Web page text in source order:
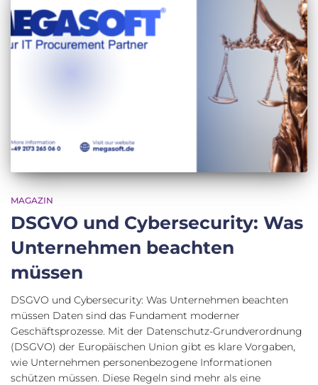
MAGAZIN
DSGVO und Cybersecurity: Was
Unternehmen beachten
müssen
DSGVO und Cybersecurity: Was Unternehmen beachten
müssen Daten sind das Fundament moderner
Geschäftsprozesse. Mit der Datenschutz-Grundverordnung
(DSGVO) der Europäischen Union gibt es klare Vorgaben,
wie Unternehmen personenbezogene Informationen
schützen müssen. Diese Regeln sind mehr als eine